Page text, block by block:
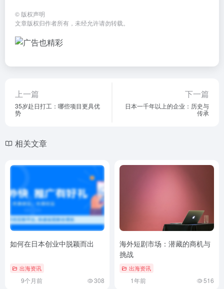
© 版权声明
文章版权归作者所有，未经允许请勿转载。
上一篇
35岁赴日打工：哪些项目更具优
势
下一篇
日本一千年以上的企业：历史与
传承
相关文章
如何在日本创业中脱颖而出
出海资讯
9个月前 308
海外短剧市场：潜藏的商机与
挑战
出海资讯
1年前 516